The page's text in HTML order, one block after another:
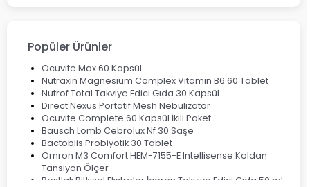
Popüler Ürünler
Ocuvite Max 60 Kapsül
Nutraxin Magnesium Complex Vitamin B6 60 Tablet
Nutrof Total Takviye Edici Gıda 30 Kapsül
Direct Nexus Portatif Mesh Nebulizatör
Ocuvite Complete 60 Kapsül İkili Paket
Bausch Lomb Cebrolux Nf 30 Saşe
Bactoblis Probiyotik 30 Tablet
Omron M3 Comfort HEM-7155-E Intellisense Koldan
Tansiyon Ölçer
Bestlak Bitkisel Ekstreler İçeren Takviye Edici Gıda 50 ml